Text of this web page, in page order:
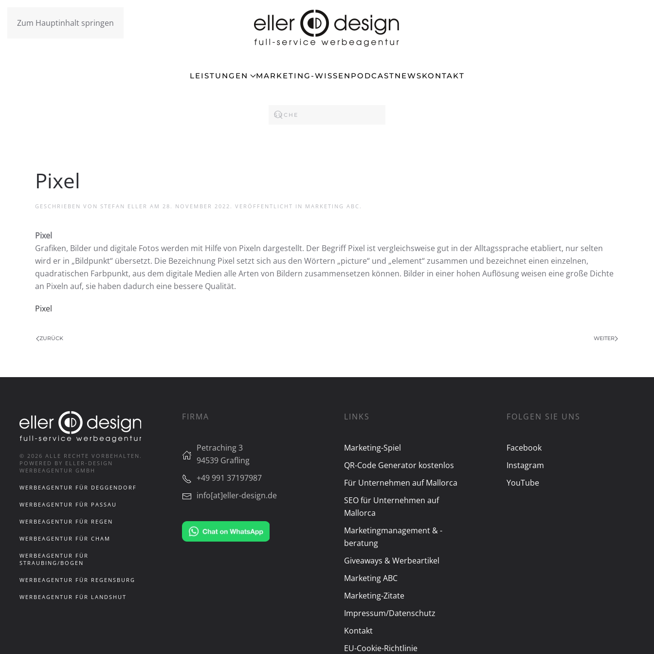
Zum Hauptinhalt springen
LEISTUNGEN MARKETING-WISSEN PODCASTNEWSKONTAKT
Pixel
GESCHRIEBEN VON STEFAN ELLER AM 28. NOVEMBER 2022 . VERÖFFENTLICHT IN MARKETING ABC .
Pixel
Grafiken, Bilder und digitale Fotos werden mit Hilfe von Pixeln dargestellt. Der Begriff Pixel ist vergleichsweise gut in der Alltagssprache etabliert, nur selten
wird er in „Bildpunkt“ übersetzt. Die Bezeichnung Pixel setzt sich aus den Wörtern „picture“ und „element“ zusammen und bezeichnet einen einzelnen,
quadratischen Farbpunkt, aus dem digitale Medien alle Arten von Bildern zusammensetzen können. Bilder in einer hohen Auflösung weisen eine große Dichte
an Pixeln auf, sie haben dadurch eine bessere Qualität.
Pixel
ZURÜCK WEITER
© 2026 ALLE RECHTE VORBEHALTEN.
POWERED BY ELLER-DESIGN
WERBEAGENTUR GMBH
WERBEAGENTUR FÜR DEGGENDORF
WERBEAGENTUR FÜR PASSAU
WERBEAGENTUR FÜR REGEN
WERBEAGENTUR FÜR CHAM
WERBEAGENTUR FÜR
STRAUBING/BOGEN
WERBEAGENTUR FÜR REGENSBURG
WERBEAGENTUR FÜR LANDSHUT
FIRMA
Petraching 3
94539 Grafling
+49 991 37197987
info[at]eller-design.de
LINKS
Marketing-Spiel
QR-Code Generator kostenlos
Für Unternehmen auf Mallorca
SEO für Unternehmen auf
Mallorca
Marketingmanagement & -
beratung
Giveaways & Werbeartikel
Marketing ABC
Marketing-Zitate
Impressum/Datenschutz
Kontakt
EU-Cookie-Richtlinie
FOLGEN SIE UNS
Facebook
Instagram
YouTube